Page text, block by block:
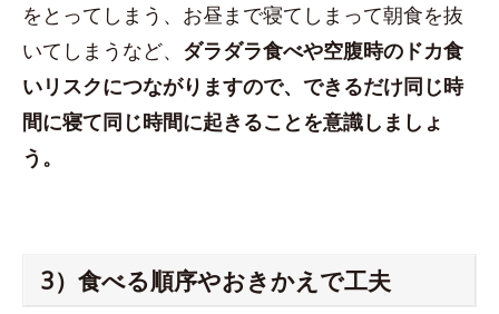
をとってしまう、お昼まで寝てしまって朝食を抜
いてしまうなど、 ダラダラ食べや空腹時のドカ食
いリスクにつながりますので、できるだけ同じ時
間に寝て同じ時間に起きることを意識しましょ
う。
3）食べる順序やおきかえで工夫